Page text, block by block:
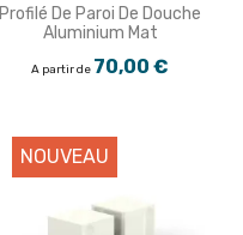
Profilé De Paroi De Douche
Aluminium Mat
A partir de 70,00 €
NOUVEAU